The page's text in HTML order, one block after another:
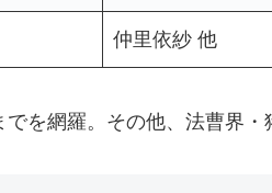
仲里依紗 他
を網羅。その他、法曹界・